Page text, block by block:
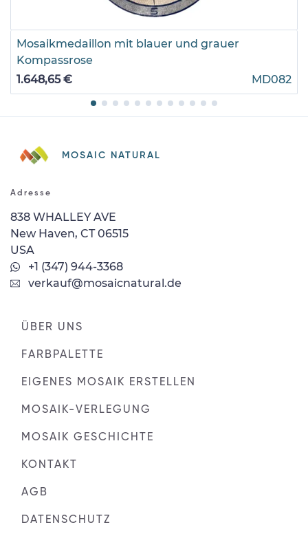
Mosaikmedaillon mit blauer und grauer
Kompassrose
1.648,65 €
MD082
MOSAIC NATURAL
Adresse
838 WHALLEY AVE
New Haven, CT 06515
USA
+1 (347) 944-3368
verkauf@mosaicnatural.de
ÜBER UNS
FARBPALETTE
EIGENES MOSAIK ERSTELLEN
MOSAIK-VERLEGUNG
MOSAIK GESCHICHTE
KONTAKT
AGB
DATENSCHUTZ